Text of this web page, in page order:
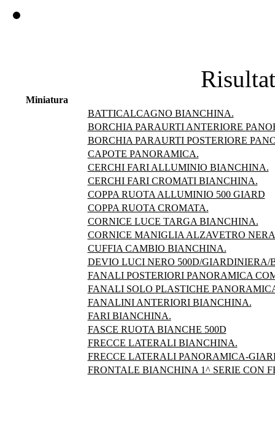
Miniatura
BATTICALCAGNO BIANCHINA.
BORCHIA PARAURTI ANTERIORE
BORCHIA PARAURTI POSTERIORE
CAPOTE PANORAMICA.
CERCHI FARI ALLUMINIO BIANCHINA.
CERCHI FARI CROMATI BIANCHINA.
COPPA RUOTA ALLUMINIO 500 GIARD
COPPA RUOTA CROMATA.
CORNICE LUCE TARGA BIANCHINA.
CORNICE MANIGLIA ALZAVETRO
CUFFIA CAMBIO BIANCHINA.
DEVIO LUCI NERO 500D/GIARDINIERA/
FANALI POSTERIORI PANORAMICA
FANALI SOLO PLASTICHE
FANALINI ANTERIORI BIANCHINA.
FARI BIANCHINA.
FASCE RUOTA BIANCHE 500D
FRECCE LATERALI BIANCHINA.
FRECCE LATERALI PANORAMICA-
FRONTALE BIANCHINA 1^ SERIE CON